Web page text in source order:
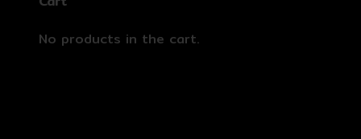
No products in the cart.